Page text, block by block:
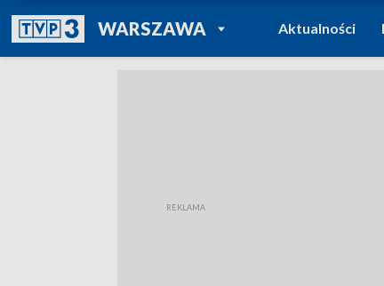
WARSZAWAPOWRÓT DO
TVP REGIONY
Aktualności